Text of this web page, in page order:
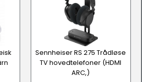
Sennheiser RS 275 Trådløse
TV hovedtelefoner (HDMI
ARC,)